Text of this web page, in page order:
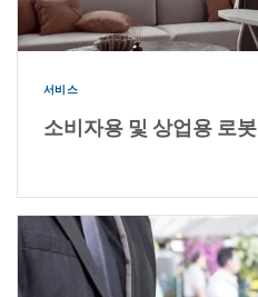
서비스
소비자용 및 상업용 로봇